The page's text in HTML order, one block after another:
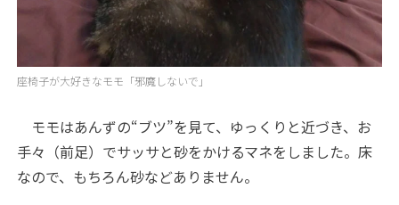
座椅子が大好きなモモ「邪魔しないで」
モモはあんずの“ブツ”を見て、ゆっくりと近づき、お
手々（前足）でサッサと砂をかけるマネをしました。床
なので、もちろん砂などありません。